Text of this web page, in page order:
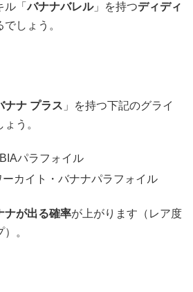
ル「バナナバレル」を持つディディ
しょう。
ナナ プラス 」を持つ下記のグライ
う。
パラフォイル
ーカイト・バナナパラフォイル
ナが出る確率が上がります（レア度
。